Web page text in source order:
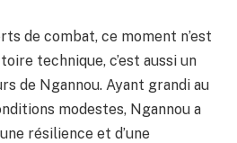
de combat, ce moment n’est
technique, c’est aussi un
de Ngannou. Ayant grandi au
modestes, Ngannou a
résilience et d’une